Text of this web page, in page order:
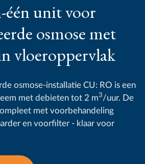
één unit voor
osmose met
vloeroppervlak
osmose-installatie CU: RO is een
met debieten tot 2 m3/uur. De
met voorbehandeling
en voorfilter - klaar voor